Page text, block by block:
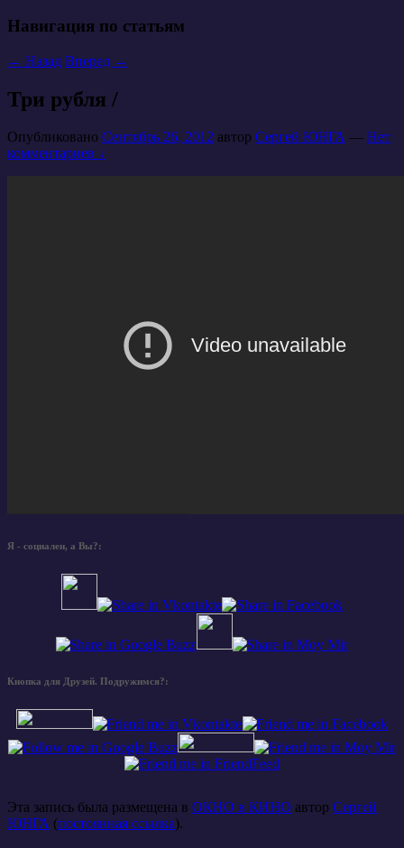
Навигация по статьям
← Назад Вперед →
Три рубля /
Опубликовано Сентябрь 26, 2012 автор Сергей ЮНГА — Нет
комментариев ↓
Я - социален, а Вы?:
Кнопка для Друзей. Подружимся?:
Эта запись была размещена в ОКНО в КИНО автор Сергей
ЮНГА (постоянная ссылка).